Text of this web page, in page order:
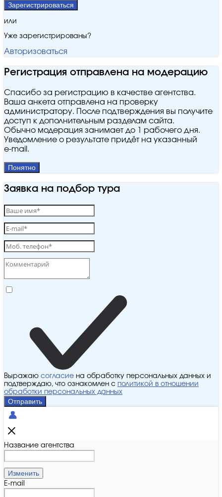
Зарегистрироваться
или
Уже зарегистрированы?
Авторизоваться
Регистрация отправлена на модерацию
Спасибо за регистрацию в качестве агентства.
Ваша анкета отправлена на проверку
администратору. После подтверждения вы получите
доступ к дополнительным разделам сайта.
Обычно модерация занимает до 1 рабочего дня.
Уведомление о результате придёт на указанный
e‑mail.
Понятно
Заявка на подбор тура
Выражаю согласие на обработку персональных данных и
подтверждаю, что ознакомлен с политикой в отношении
обработки персональных данных
Отправить
Название агентства
Изменить
E-mail